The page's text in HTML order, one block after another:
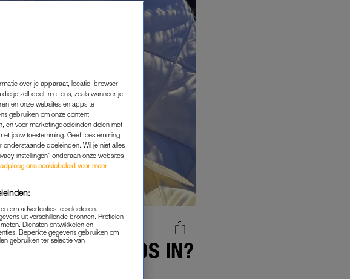
JE EARPODS IN?
over je apparaat, locatie, browser
je zelf deelt met ons, zoals wanneer je
en onze websites en apps te
gebruiken om onze content,
en voor marketingdoeleinden delen met
jouw toestemming. Geef toestemming
doeleinden. Wil je niet alles
instellingen” onderaan onze websites
ons cookiebeleid voor meer
om advertenties te selecteren.
uit verschillende bronnen. Profielen
Diensten ontwikkelen en
Beperkte gegevens gebruiken om
gebruiken ter selectie van